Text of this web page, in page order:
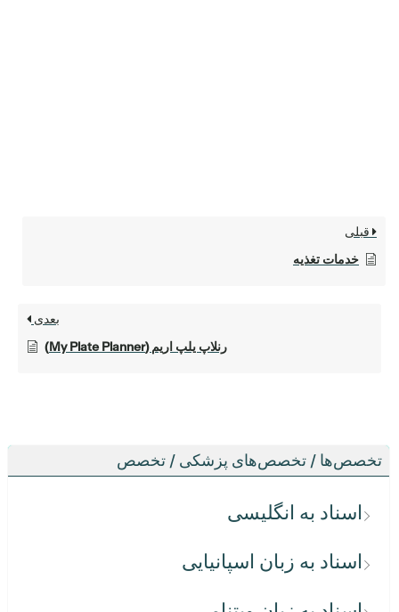
تخصص‌ها / تخصص‌های پزشکی / تخصص
اسناد به انگلیسی
اسناد به زبان اسپانیایی
قبلی
خدمات تغذیه
بعدی
رنلاپ یلپ اریم (My Plate Planner)